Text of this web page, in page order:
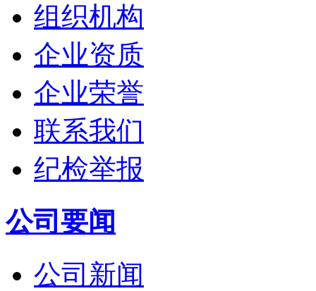
组织机构
企业资质
企业荣誉
联系我们
纪检举报
公司要闻
公司新闻